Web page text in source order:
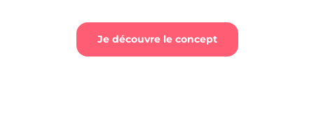
Je découvre le concept